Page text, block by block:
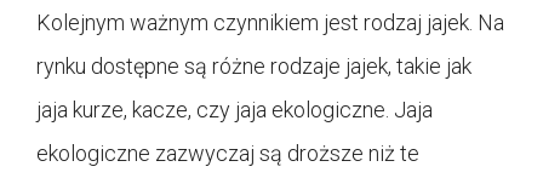
Kolejnym ważnym czynnikiem jest rodzaj jajek. Na
rynku dostępne są różne rodzaje jajek, takie jak
jaja kurze, kacze, czy jaja ekologiczne. Jaja
ekologiczne zazwyczaj są droższe niż te